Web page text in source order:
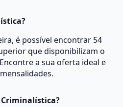
é possível encontrar 54
que disponibilizam o
a sua oferta ideal e
Criminalística?